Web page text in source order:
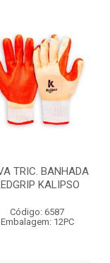
TRIC. BANHADA
KALIPSO
Código: 6587
Embalagem: 12PC